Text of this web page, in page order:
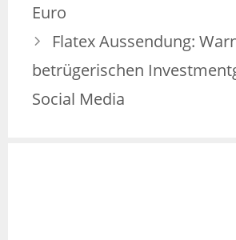
Euro
Flatex Aussendung:
betrügerischen
Social Media